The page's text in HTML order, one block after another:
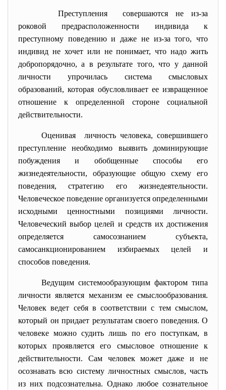
Преступления совершаются не из-за
роковой предрасположенности индивида к
преступному поведению и даже не из-за того, что
индивид не хочет или не понимает, что надо жить
добропорядочно, а в результате того, что у данной
личности упрочилась система смысловых
образований, которая обусловливает ее извращенное
отношение к определенной стороне социальной
действительности.
Оценивая личность человека, совершившего
преступление необходимо выявить доминирующие
побуждения и обобщенные способы его
жизнедеятельности, образующие общую схему его
поведения, стратегию его жизнедеятельности.
Человеческое поведение организуется определенными
исходными ценностными позициями личности.
Человеческий выбор целей и средств их достижения
определяется самосознанием субъекта,
самосанкционированием избираемых целей и
способов поведения.
Ведущим системообразующим фактором типа
личности является механизм ее смыслообразования.
Человек ведет себя в соответствии с тем смыслом,
который он придает результатам своего поведения. О
человеке можно судить лишь по его поступкам, в
которых проявляется его смысловое отношение к
действительности. Сам человек может даже и не
осознавать всю систему личностных смыслов, часть
из них подсознательна. Однако любое сознательное